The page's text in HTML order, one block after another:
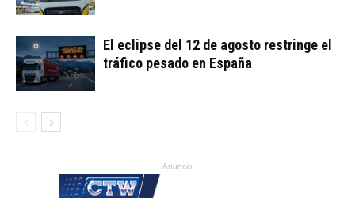
El eclipse del 12 de agosto restringe el
tráfico pesado en España
Anuncio